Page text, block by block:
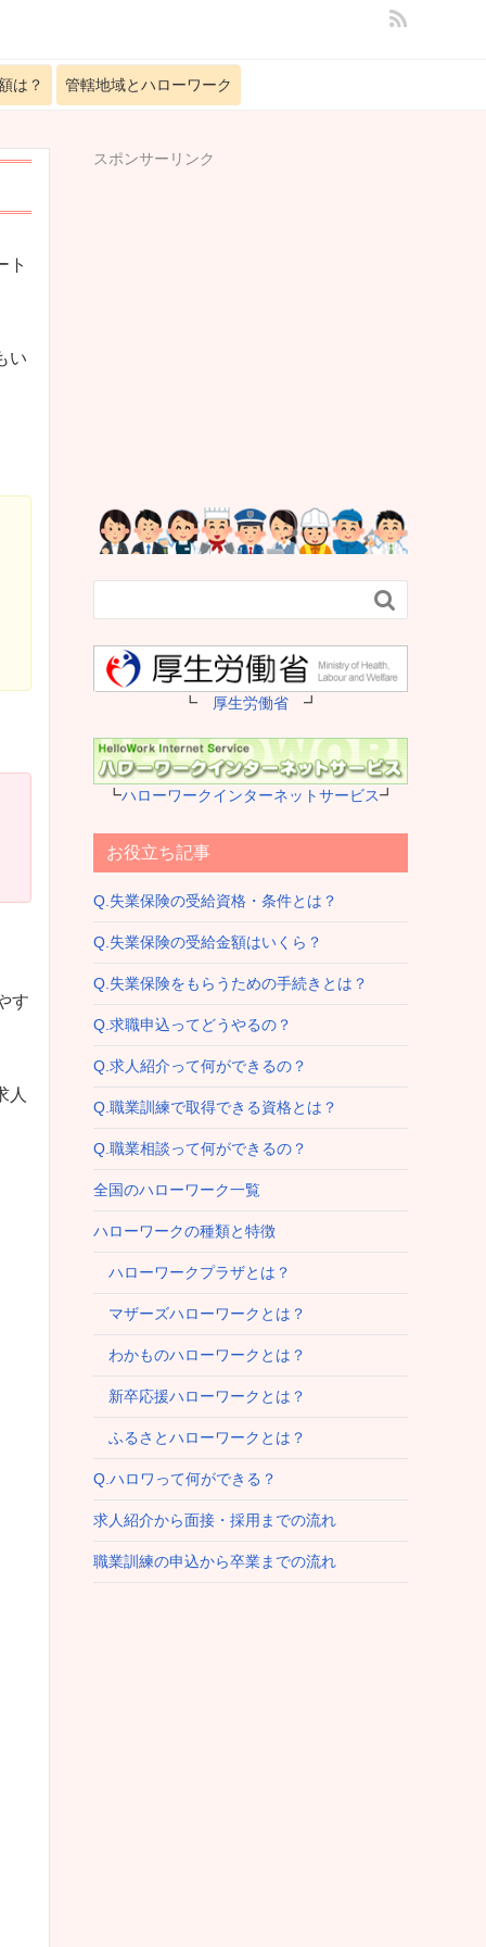
は？ 管轄地域とハローワーク
ト
い
す
人
スポンサーリンク

┗ 厚生労働省 ┛
┗ハローワークインターネットサービス┛
お役立ち記事
Q.失業保険の受給資格・条件とは？
Q.失業保険の受給金額はいくら？
Q.失業保険をもらうための手続きとは？
Q.求職申込ってどうやるの？
Q.求人紹介って何ができるの？
Q.職業訓練で取得できる資格とは？
Q.職業相談って何ができるの？
全国のハローワーク一覧
ハローワークの種類と特徴
ハローワークプラザとは？
マザーズハローワークとは？
わかものハローワークとは？
新卒応援ハローワークとは？
ふるさとハローワークとは？
Q.ハロワって何ができる？
求人紹介から面接・採用までの流れ
職業訓練の申込から卒業までの流れ